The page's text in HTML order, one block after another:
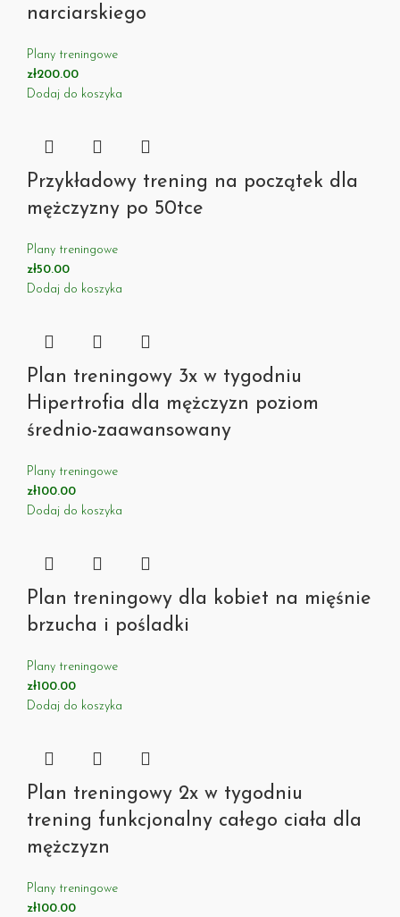
narciarskiego
Plany treningowe
zł200.00
Dodaj do koszyka
Przykładowy trening na początek dla
mężczyzny po 50tce
Plany treningowe
zł50.00
Dodaj do koszyka
Plan treningowy 3x w tygodniu
Hipertrofia dla mężczyzn poziom
średnio-zaawansowany
Plany treningowe
zł100.00
Dodaj do koszyka
Plan treningowy dla kobiet na mięśnie
brzucha i pośladki
Plany treningowe
zł100.00
Dodaj do koszyka
Plan treningowy 2x w tygodniu
trening funkcjonalny całego ciała dla
mężczyzn
Plany treningowe
zł100.00